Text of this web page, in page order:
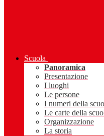
Scuola
Panoramica
Presentazione
I luoghi
Le persone
I numeri della
Le carte della
Organizzazione
La storia